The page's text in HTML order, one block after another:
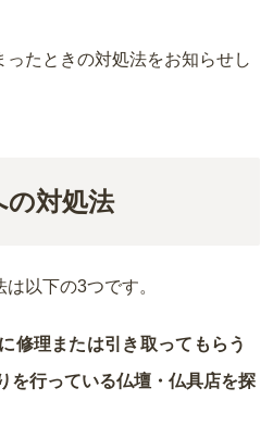
たときの対処法をお知らせし
の対処法
は以下の3つです。
修理または引き取ってもらう
を行っている仏壇・仏具店を探